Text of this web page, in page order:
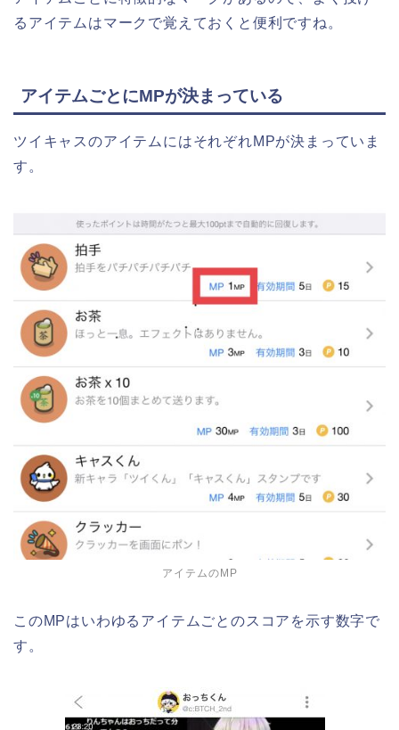
るアイテムはマークで覚えておくと便利ですね。
アイテムごとにMPが決まっている
ツイキャスのアイテムにはそれぞれMPが決まっていま
す。
アイテムのMP
このMPはいわゆるアイテムごとのスコアを示す数字で
す。